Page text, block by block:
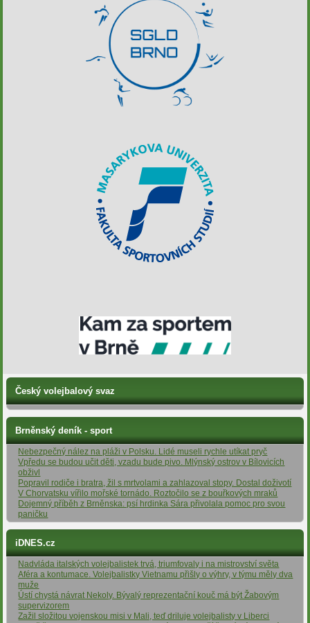
Český volejbalový svaz
Brněnský deník - sport
Nebezpečný nález na pláži v Polsku. Lidé museli rychle utíkat pryč
Vpředu se budou učit děti, vzadu bude pivo. Mlýnský ostrov v Bílovicích
obživl
Popravil rodiče i bratra, žil s mrtvolami a zahlazoval stopy. Dostal doživotí
V Chorvatsku vířilo mořské tornádo. Roztočilo se z bouřkových mraků
Dojemný příběh z Brněnska: psí hrdinka Sára přivolala pomoc pro svou
paničku
iDNES.cz
Nadvláda italských volejbalistek trvá, triumfovaly i na mistrovství světa
Aféra a kontumace. Volejbalistky Vietnamu přišly o výhry, v týmu měly dva
muže
Ústí chystá návrat Nekoly. Bývalý reprezentační kouč má být Žabovým
supervizorem
Zažil složitou vojenskou misi v Mali, teď driluje volejbalisty v Liberci